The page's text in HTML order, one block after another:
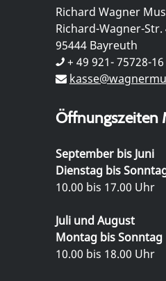
Richard Wagner
Richard-Wagner-Str.
95444 Bayreuth
+ 49 921- 75728-16
Öffnungszeiten
September bis Juni
Dienstag bis
10.00 bis 17.00 Uhr
Juli und August
Montag bis Sonntag
10.00 bis 18.00 Uhr